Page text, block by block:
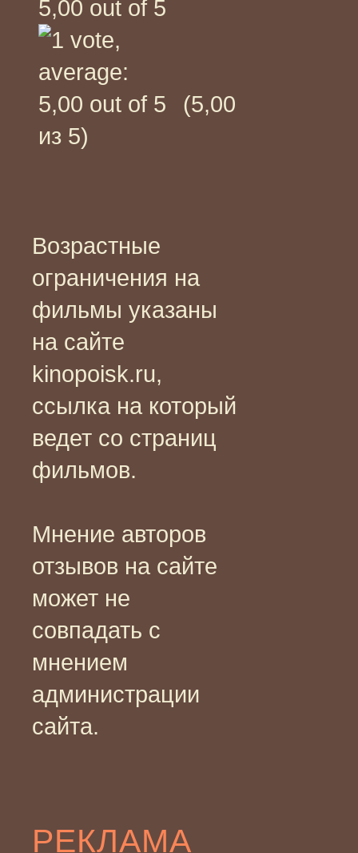
(5,00
из 5)
Возрастные
ограничения на
фильмы указаны
на сайте
kinopoisk.ru,
ссылка на который
ведет со страниц
фильмов.
Мнение авторов
отзывов на сайте
может не
совпадать с
мнением
администрации
сайта.
РЕКЛАМА